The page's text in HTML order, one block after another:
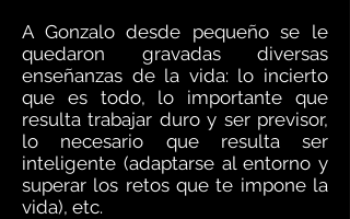
A Gonzalo desde pequeño se le
quedaron gravadas diversas
enseñanzas de la vida: lo incierto
que es todo, lo importante que
resulta trabajar duro y ser previsor,
lo necesario que resulta ser
inteligente (adaptarse al entorno y
superar los retos que te impone la
vida), etc.